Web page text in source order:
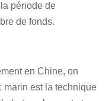
période de
de fonds.
en Chine, on
marin est la technique